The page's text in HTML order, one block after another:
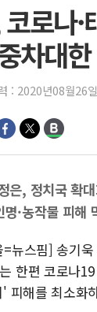
로나
차대
: 2020년08월26
은, 정치국 확
·농작물 피해
=뉴스핌] 송기
한편 코로나
피해를 최소화